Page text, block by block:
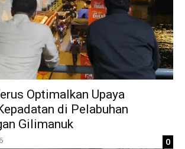
Optimalkan Upaya
di Pelabuhan
Gilimanuk
0